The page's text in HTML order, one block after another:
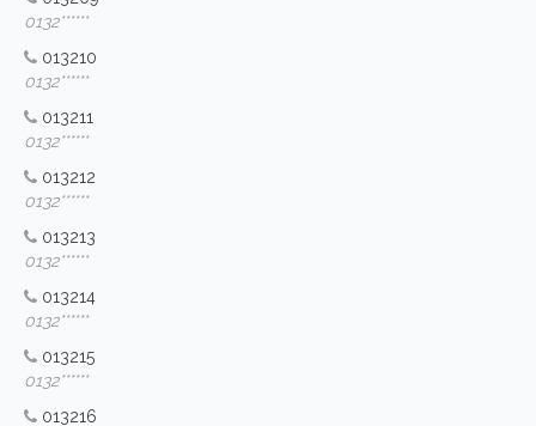
0132******
013210
0132******
013211
0132******
013212
0132******
013213
0132******
013214
0132******
013215
0132******
013216